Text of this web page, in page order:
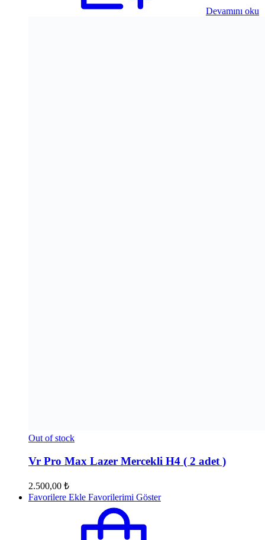
Devamını oku
Out of stock
Vr Pro Max Lazer Mercekli H4 ( 2 adet )
2.500,00 ₺
Favorilere Ekle Favorilerimi Göster